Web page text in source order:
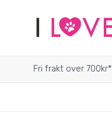
Fri frakt over 700kr*